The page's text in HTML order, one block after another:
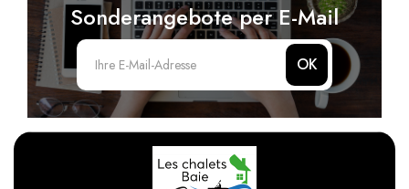
Sonderangebote per E-Mail
OK